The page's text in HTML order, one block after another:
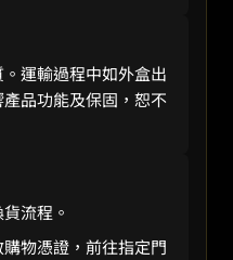
運輸過程中如外盒出
品功能及保固，恕不
流程。
物憑證，前往指定門